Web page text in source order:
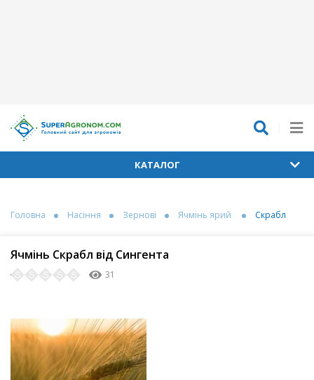
КАТАЛОГ
Головна Насіння Зернові Ячмінь ярий Скрабл
Ячмінь Скрабл від Сингента
31